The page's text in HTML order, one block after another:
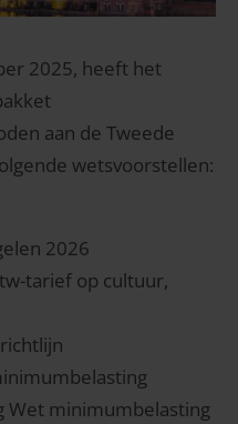
2025, heeft het
aan de Tweede
wetsvoorstellen:
2026
tarief op cultuur,
Wet minimumbelasting